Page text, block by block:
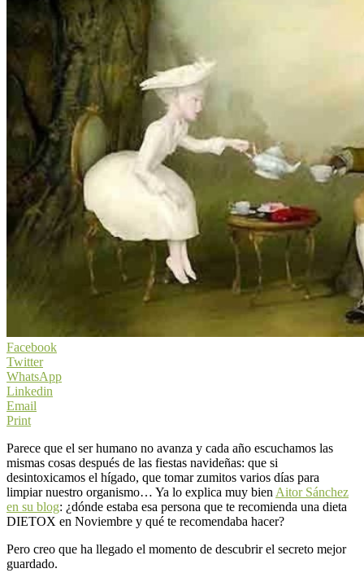
Facebook
Twitter
WhatsApp
Linkedin
Email
Print
Parece que el ser humano no avanza y cada año escuchamos las
mismas cosas después de las fiestas navideñas: que si
desintoxicamos el hígado, que tomar zumitos varios días para
limpiar nuestro organismo… Ya lo explica muy bien Aitor Sánchez
en su blog: ¿dónde estaba esa persona que te recomienda una dieta
DIETOX en Noviembre y qué te recomendaba hacer?
Pero creo que ha llegado el momento de descubrir el secreto mejor
guardado.